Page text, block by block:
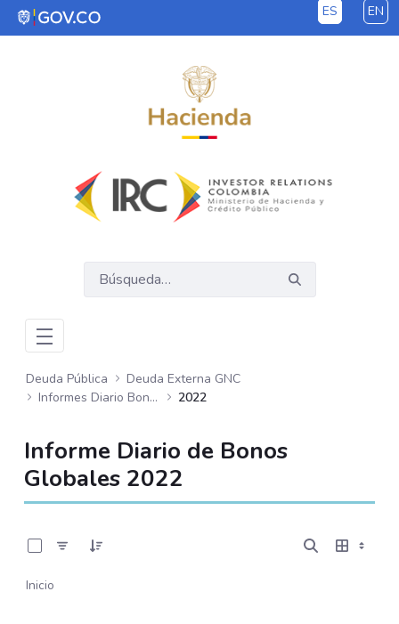
Saltar al contenido principal ES EN
Deuda Pública
Deuda Externa GNC
Informes Diario Bonos Globales
2022
Informe Diario de Bonos
Globales 2022
Inicio